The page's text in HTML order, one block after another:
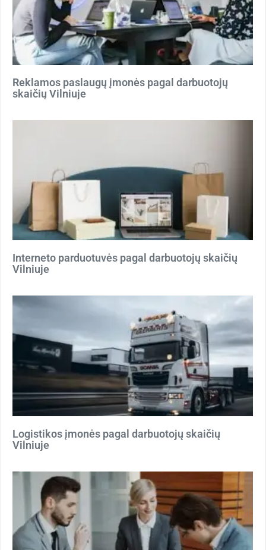
Reklamos paslaugų įmonės pagal darbuotojų
skaičių Vilniuje
Interneto parduotuvės pagal darbuotojų skaičių
Vilniuje
Logistikos įmonės pagal darbuotojų skaičių
Vilniuje